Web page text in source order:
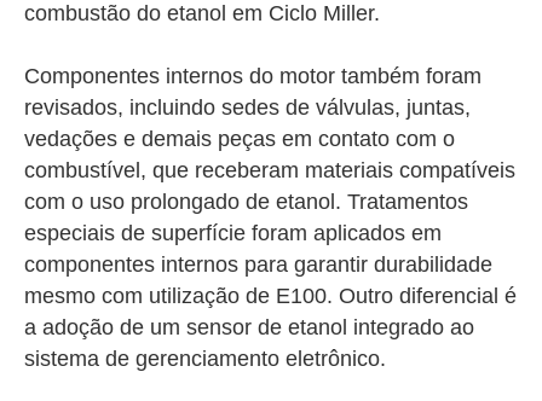
combustão do etanol em Ciclo Miller.
Componentes internos do motor também foram
revisados, incluindo sedes de válvulas, juntas,
vedações e demais peças em contato com o
combustível, que receberam materiais compatíveis
com o uso prolongado de etanol. Tratamentos
especiais de superfície foram aplicados em
componentes internos para garantir durabilidade
mesmo com utilização de E100. Outro diferencial é
a adoção de um sensor de etanol integrado ao
sistema de gerenciamento eletrônico.